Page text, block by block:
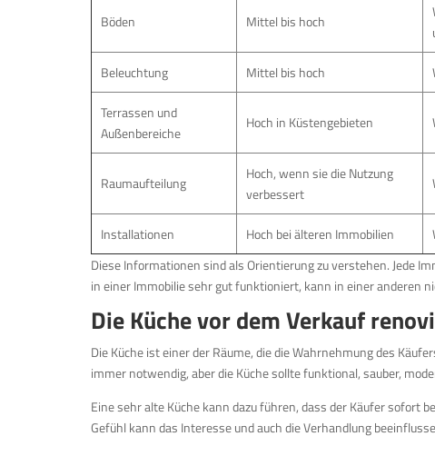
Böden Mittel bis hoch
Beleuchtung Mittel bis hoch
Terrassen und
Außenbereiche
Hoch in Küstengebieten
Raumaufteilung
Hoch, wenn sie die Nutzung
verbessert
Installationen Hoch bei älteren Immobilien
Diese Informationen sind als Orientierung zu verstehen. Jede
in einer Immobilie sehr gut funktioniert, kann in einer anderen
Die Küche vor dem Verkauf
Die Küche ist einer der Räume, die die Wahrnehmung des
immer notwendig, aber die Küche sollte funktional, sauber,
Eine sehr alte Küche kann dazu führen, dass der Käufer sofort
Gefühl kann das Interesse und auch die Verhandlung